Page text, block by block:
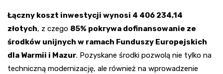
Łączny koszt inwestycji wynosi 4 406 234,14
złotych, z czego 85% pokrywa dofinansowanie ze
środków unijnych w ramach Funduszy Europejskich
dla Warmii i Mazur. Pozyskane środki pozwolą nie tylko na
techniczną modernizację, ale również na wprowadzenie